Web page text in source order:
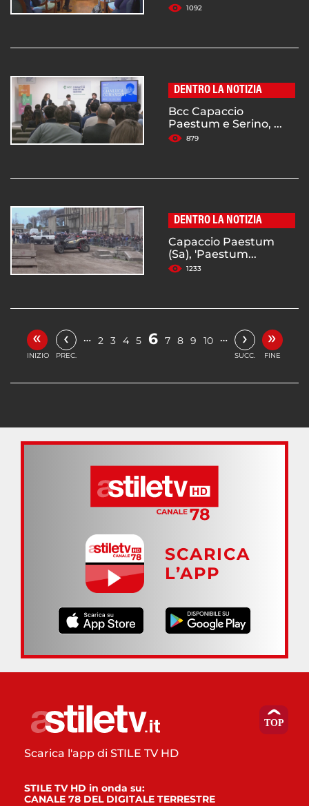
1092
DENTRO LA NOTIZIA
Bcc Capaccio
Paestum e Serino, ...
879
DENTRO LA NOTIZIA
Capaccio Paestum
(Sa), 'Paestum...
1233
«
INIZIO
‹
PREC.
… 2 3 4 5 6 7 8 9 10 … ›
SUCC.
»
FINE
SCARICA
L’APP
Scarica l'app di STILE TV HD
STILE TV HD in onda su:
CANALE 78 DEL DIGITALE TERRESTRE